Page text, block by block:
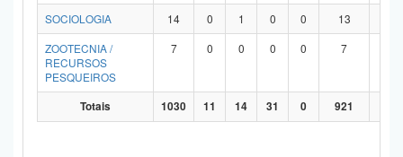
SOCIOLOGIA
14 0 1 0 0 13
ZOOTECNIA /
RECURSOS
PESQUEIROS
7 0 0 0 0 7
Totais 1030 11 14 31 0 921